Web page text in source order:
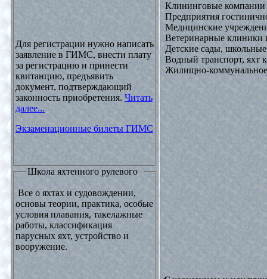
Для регистрации нужно написать
заявление в ГИМС, внести плату
за регистрацию и принести
квитанцию, предъявить
документ, подтверждающий
законность приобретения. Читать
далее...
Экзаменационные билеты ГИМС
Школа яхтенного рулевого
Все о яхтах и судовождении,
основы теории, практика, особые
условия плавания, такелажные
работы, классификация
парусных яхт, устройство и
вооружение.
Клининговые компании
Предприятия
Медицинские
Ветеринарные клиники
Детские сады,
Водный транспорт,
Жилищно-коммунальное